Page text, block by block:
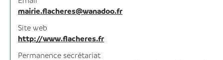
mairie.flacheres@wanadoo.fr
Site web
http://www.flacheres.fr
Permanence secrétariat